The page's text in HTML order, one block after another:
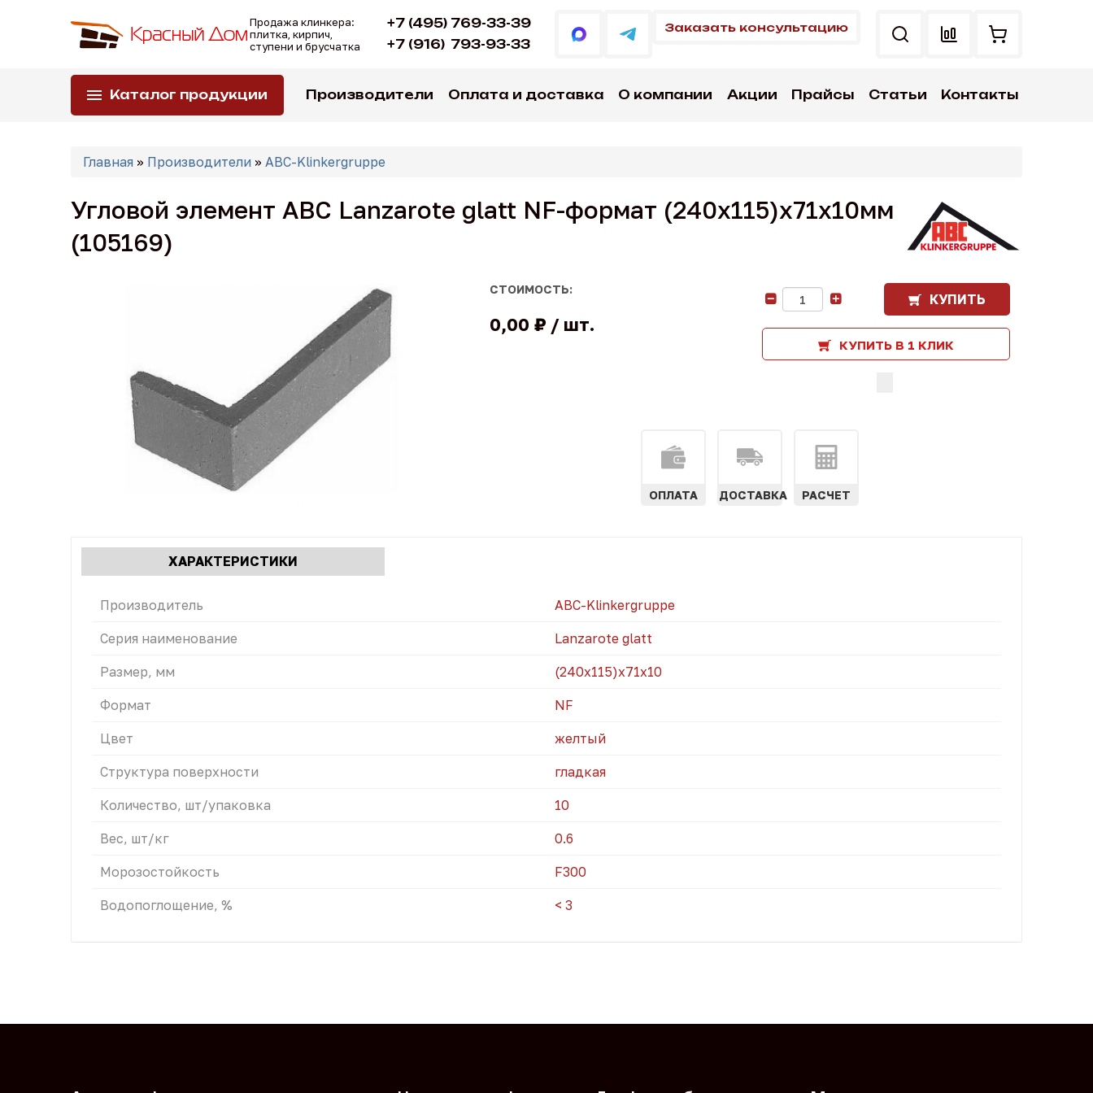
Продажа клинкера:
плитка, кирпич,
ступени и брусчатка
+7 (495) 769-33-39
+7 (916) 793-93-33
Заказать консультацию
Каталог продукции Производители Оплата и доставка О компании Акции Прайсы Статьи Контакты
Вы
Главная » Производители » ABC-Klinkergruppe
Угловой элемент ABC Lanzarote glatt NF-формат (240x115)x71x10мм
(105169)
СТОИМОСТЬ:
0,00 ₽ шт.
КУПИТЬ
КУПИТЬ В 1 КЛИК
ОПЛАТА ДОСТАВКА РАСЧЕТ
Характеристики
табы
ХАРАКТЕРИСТИКИ
Производитель
ABC-Klinkergruppe
Серия наименование Lanzarote glatt
Размер, мм (240x115)х71х10
Формат NF
Цвет желтый
Структура поверхности гладкая
Количество, шт/упаковка 10
Вес, шт/кг 0.6
Морозостойкость F300
Водопоглощение, % < 3